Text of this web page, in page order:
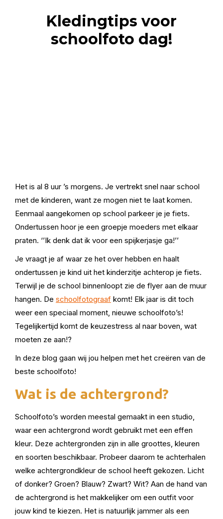
Kledingtips voor
schoolfoto dag!
Het is al 8 uur ’s morgens. Je vertrekt snel naar school
met de kinderen, want ze mogen niet te laat komen.
Eenmaal aangekomen op school parkeer je je fiets.
Ondertussen hoor je een groepje moeders met elkaar
praten. ‘’Ik denk dat ik voor een spijkerjasje ga!’’
Je vraagt je af waar ze het over hebben en haalt
ondertussen je kind uit het kinderzitje achterop je fiets.
Terwijl je de school binnenloopt zie de flyer aan de muur
hangen. De schoolfotograaf komt! Elk jaar is dit toch
weer een speciaal moment, nieuwe schoolfoto’s!
Tegelijkertijd komt de keuzestress al naar boven, wat
moeten ze aan!?
In deze blog gaan wij jou helpen met het creëren van de
beste schoolfoto!
Wat is de achtergrond?
Schoolfoto’s worden meestal gemaakt in een studio,
waar een achtergrond wordt gebruikt met een effen
kleur. Deze achtergronden zijn in alle groottes, kleuren
en soorten beschikbaar. Probeer daarom te achterhalen
welke achtergrondkleur de school heeft gekozen. Licht
of donker? Groen? Blauw? Zwart? Wit? Aan de hand van
de achtergrond is het makkelijker om een outfit voor
jouw kind te kiezen. Het is natuurlijk jammer als een